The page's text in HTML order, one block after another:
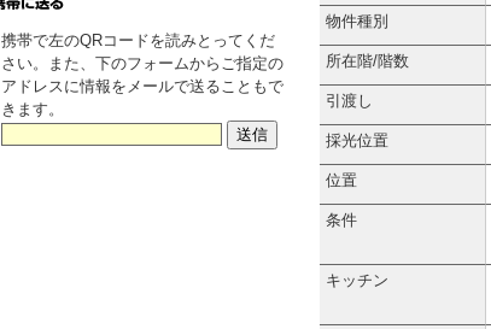
物件種別
所在階/階数
引渡し
採光位置
位置
条件
キッチン
携帯で左のQRコードを読みとってくだ
さい。また、下のフォームからご指定の
アドレスに情報をメールで送ることもで
きます。